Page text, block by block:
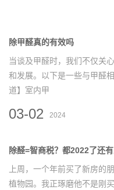
除甲醛真的有效吗
当谈及甲醛时，我们不仅关
和发展。以下是一些与甲醛
道】室内甲
03-02 2024
除醛=智商税？都2022了还有
上周，一个年前买了新房的
植物园。我正琢磨他不是刚